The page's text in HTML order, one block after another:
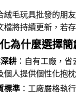
絨毛玩具批發的朋
檔將持續更新，若
為什麼選擇簡
耕：自有工廠，省
個人提供個性化抱
標準：工廠嚴格執行